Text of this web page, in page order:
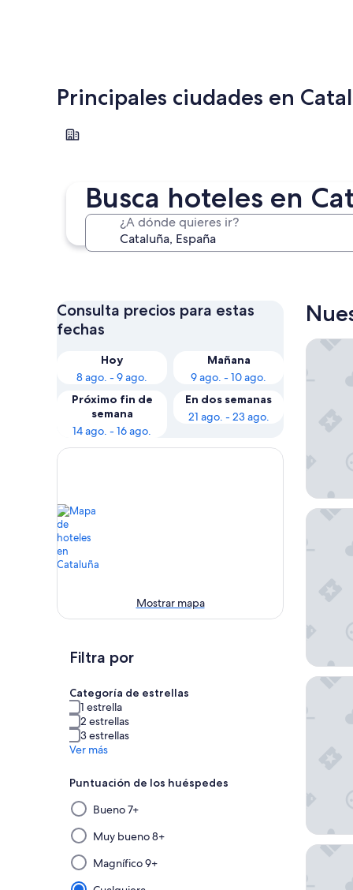
Busca hoteles en
¿A dónde quieres ir?
Principales ciudades en
Barcelona
Consulta precios para estas
fechas
Hoy
8 ago. - 9 ago.
Mañana
9 ago. - 10 ago.
Próximo fin de
semana
14 ago. - 16 ago.
En dos semanas
21 ago. - 23 ago.
Mostrar mapa
Filtra por
Categoría de estrellas
1 estrella
2 estrellas
3 estrellas
Ver más
Puntuación de los huéspedes
Al
seleccionar
y
aplicar
un
filtro
Bueno 7+
Muy bueno 8+
Magnífico 9+
Grand
El
Nobu